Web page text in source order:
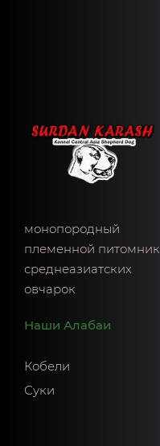
монопородный
племенной питомник
среднеазиатских
овчарок
Наши Алабаи
Кобели
Суки